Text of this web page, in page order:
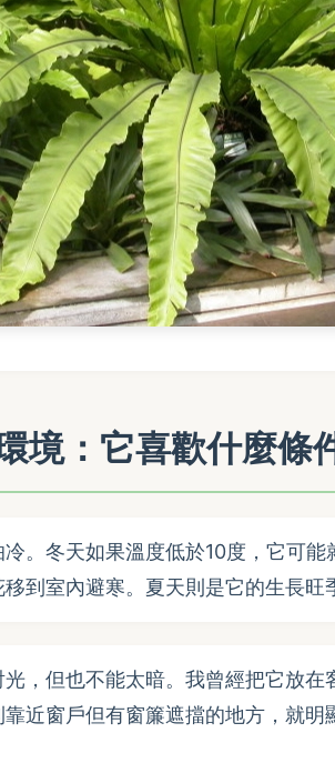
境：它喜歡什麼條
。冬天如果溫度低於10度，它可
到室內避寒。夏天則是它的生長
，但也不能太暗。我曾經把它放
近窗戶但有窗簾遮擋的地方，就